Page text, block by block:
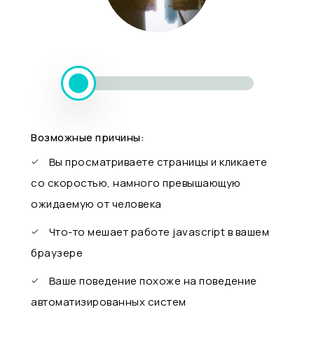
Возможные причины:
Вы просматриваете страницы и кликаете
со скоростью, намного превышающую
ожидаемую от человека
Что-то мешает работе javascript в вашем
браузере
Ваше поведение похоже на поведение
автоматизированных систем